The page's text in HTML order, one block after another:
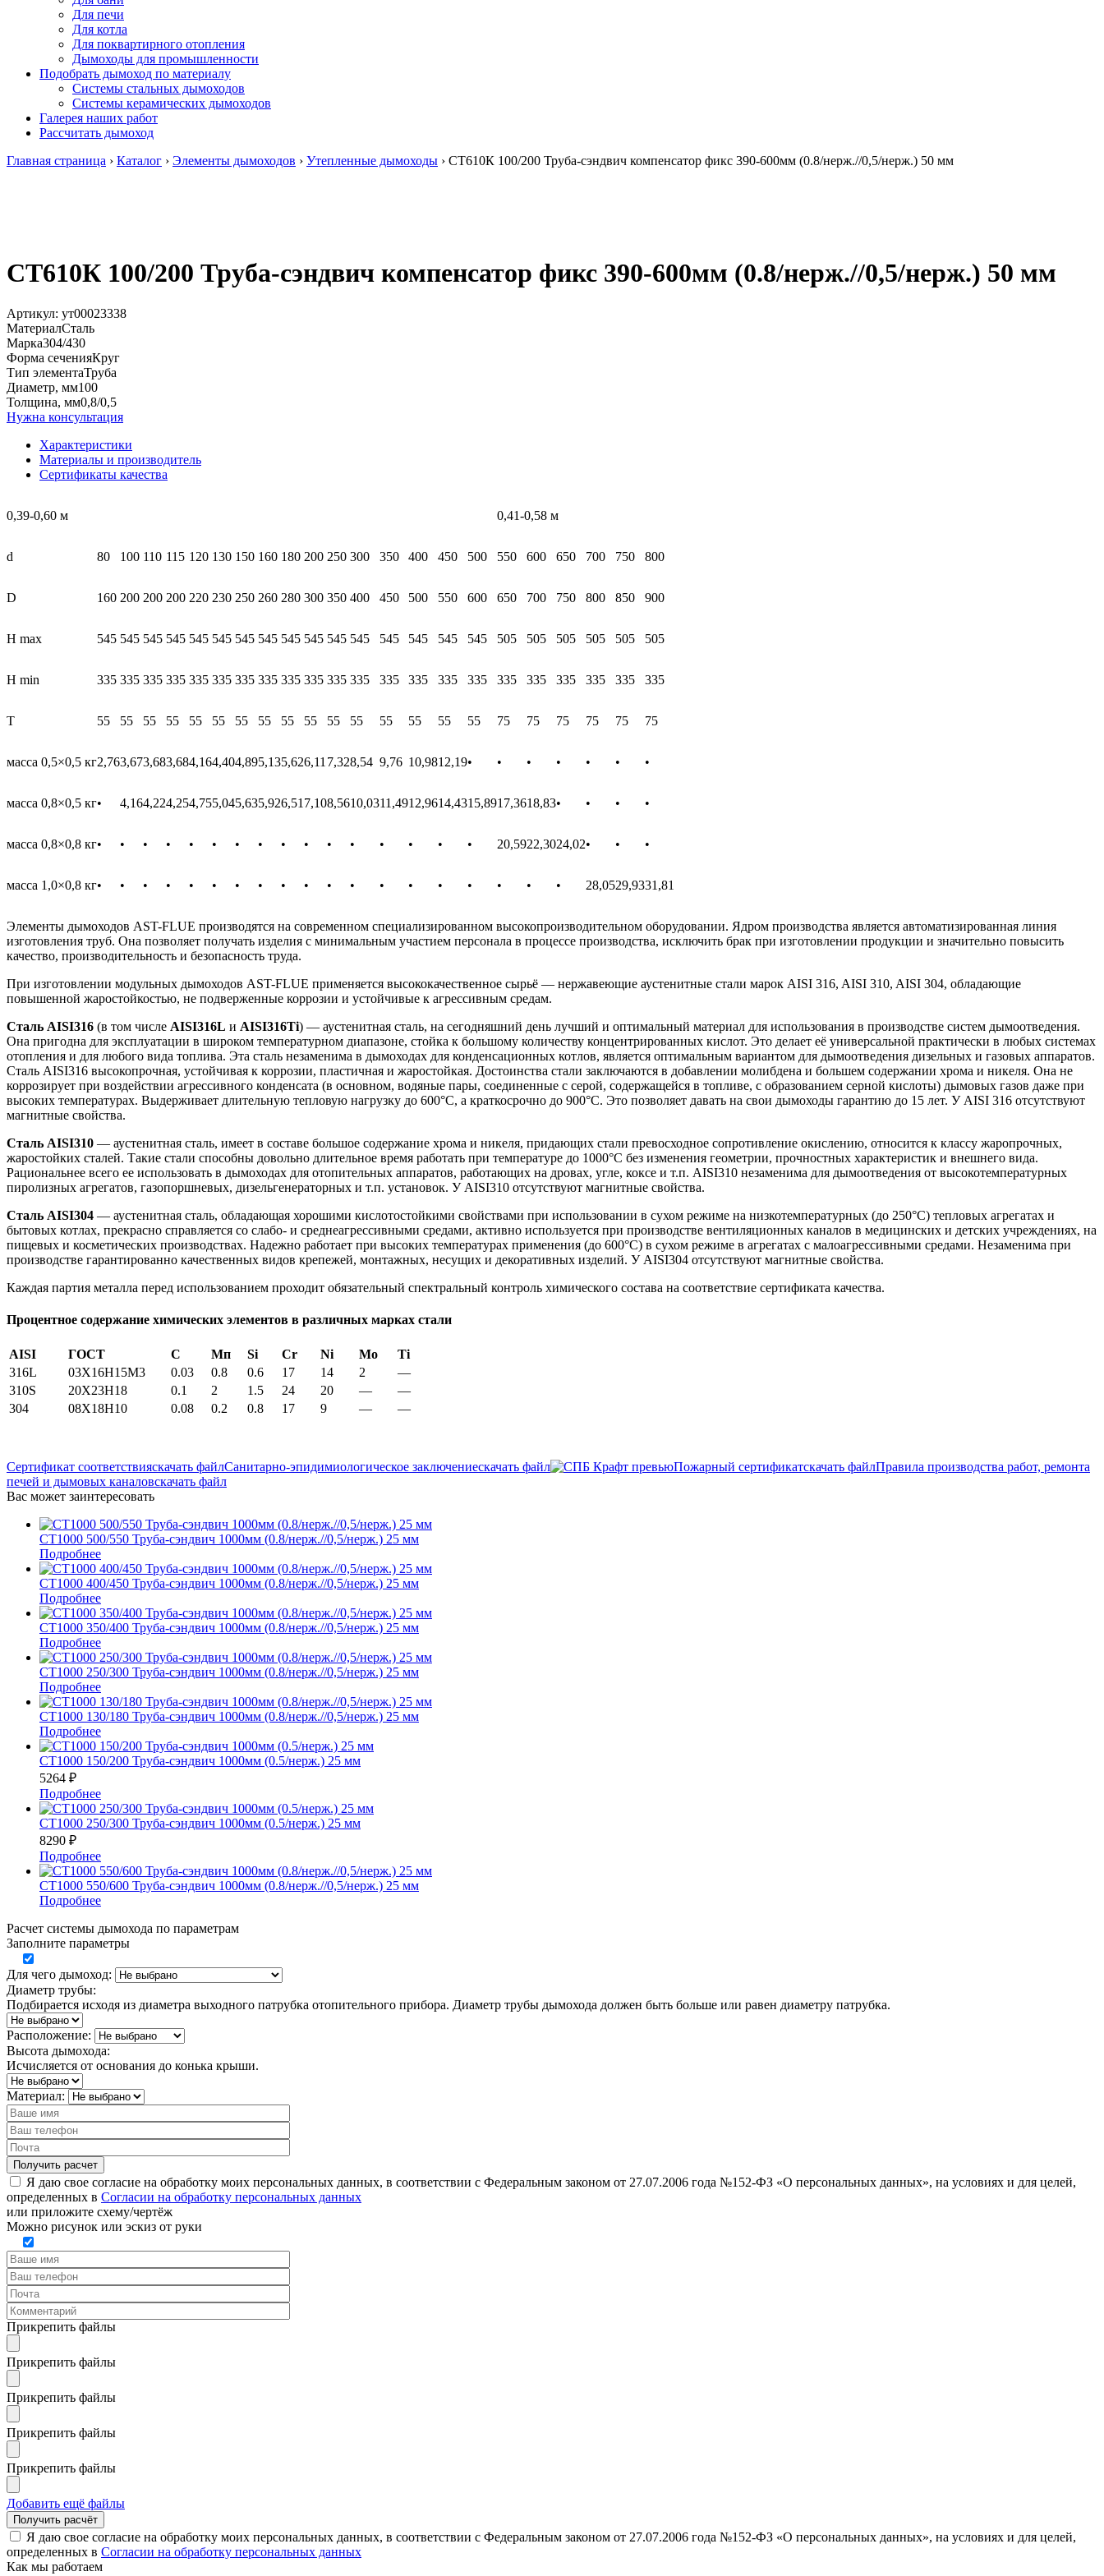
Для печи
Для котла
Для поквартирного отопления
Дымоходы для промышленности
Подобрать дымоход по материалу
Системы стальных дымоходов
Системы керамических дымоходов
Галерея наших работ
Рассчитать дымоход
Главная страница › Каталог › Элементы дымоходов › Утепленные дымоходы › СТ610К 100/200 Труба-сэндвич компенсатор фикс 390-600мм (0.8/нерж.//0,5/нерж.) 50 мм
СТ610К 100/200 Труба-сэндвич компенсатор фикс 390-600мм (0.8/нерж.//0,5/нерж.) 50 мм
Артикул: ут00023338
МатериалСталь
Марка304/430
Форма сеченияКруг
Тип элементаТруба
Диаметр, мм100
Толщина, мм0,8/0,5
Нужна консультация
Характеристики
Материалы и производитель
Сертификаты качества
0,39-0,60 м 0,41-0,58 м
d 80 100 110 115 120 130 150 160 180 200 250 300 350 400 450 500 550 600 650 700 750 800
D 160 200 200 200 220 230 250 260 280 300 350 400 450 500 550 600 650 700 750 800 850 900
Н max 545 545 545 545 545 545 545 545 545 545 545 545 545 545 545 545 505 505 505 505 505 505
Н min 335 335 335 335 335 335 335 335 335 335 335 335 335 335 335 335 335 335 335 335 335 335
Т 55 55 55 55 55 55 55 55 55 55 55 55 55 55 55 55 75 75 75 75 75 75
масса 0,5×0,5 кг2,763,673,683,684,164,404,895,135,626,11 7,328,54 9,76 10,9812,19• • • • • • •
масса 0,8×0,5 кг• 4,164,224,254,755,045,635,926,51 7,108,5610,0311,4912,9614,4315,8917,3618,83• • • •
масса 0,8×0,8 кг• • • • • • • • • • • • • • • • 20,5922,3024,02• • •
масса 1,0×0,8 кг• • • • • • • • • • • • • • • • • • • 28,0529,9331,81
Элементы дымоходов AST-FLUE производятся на современном специализированном высокопроизводительном оборудовании. Ядром производства является автоматизированная линия
изготовления труб. Она позволяет получать изделия с минимальным участием персонала в процессе производства, исключить брак при изготовлении продукции и значительно повысить
качество, производительность и безопасность труда.
При изготовлении модульных дымоходов AST-FLUE применяется высококачественное сырьё — нержавеющие аустенитные стали марок AISI 316, AISI 310, AISI 304, обладающие
повышенной жаростойкостью, не подверженные коррозии и устойчивые к агрессивным средам.
Сталь AISI316 (в том числе AISI316L и AISI316Ti) — аустенитная сталь, на сегодняшний день лучший и оптимальный материал для использования в производстве систем дымоотведения.
Она пригодна для эксплуатации в широком температурном диапазоне, стойка к большому количеству концентрированных кислот. Это делает её универсаль­ной практически в любых системах
отопления и для любого вида топлива. Эта сталь незаменима в дымоходах для конденсационных котлов, является оптимальным вариантом для дымоотведения дизельных и газовых аппаратов.
Сталь AISI316 высокопрочная, устойчивая к коррозии, пластичная и жаростойкая. Достоинства стали заключаются в добавлении молибдена и большем содержании хрома и никеля. Она не
коррозирует при воздействии агрессивного конденсата (в основном, водяные пары, соединенные с серой, содержащейся в топливе, с образованием серной кислоты) дымовых газов даже при
высоких температурах. Выдерживает длительную тепловую нагрузку до 600°С, а краткосрочно до 900°С. Это позволяет давать на свои дымоходы гарантию до 15 лет. У AISI 316 отсутствуют
магнитные свойства.
Сталь AISI310 — аустенитная сталь, имеет в составе большое содержание хрома и никеля, придающих стали превосходное сопротивление окислению, относится к классу жаропрочных,
жаростойких сталей. Такие стали способны довольно длительное время работать при температуре до 1000°С без изменения геометрии, прочностных характеристик и внешнего вида.
Рациональнее всего ее использовать в дымоходах для отопительных аппаратов, работающих на дровах, угле, коксе и т.п. AISI310 незаменима для дымоотведения от высокотемпературных
пиролизных агрегатов, газопоршневых, дизельгенераторных и т.п. установок. У AISI310 отсутствуют магнитные свойства.
Сталь AISI304 — аустенитная сталь, обладающая хорошими кислотостойкими свойствами при использовании в сухом режиме на низкотемпературных (до 250°С) тепловых агрегатах и
бытовых котлах, прекрасно справляется со слабо- и среднеагрессивными средами, активно используется при производстве вентиляционных каналов в медицинских и детских учреждениях, на
пищевых и косметических производствах. Надежно работает при высоких температурах применения (до 600°С) в сухом режиме в агрегатах с малоагрессивными средами. Незаменима при
производстве гарантированно качественных видов крепежей, монтажных, несущих и декоративных изделий. У AISI304 отсутствуют магнитные свойства.
Каждая партия металла перед использованием проходит обязательный спектральный контроль химического состава на соответствие сертификата качества.
Процентное содержание химических элементов в различных марках стали
AISI ГОСТ С Мп Si Cr Ni Мо
Ti
316L
03X16H15M3 0.03 0.8 0.6 17 14 2
—
310S
20Х23Н18 0.1 2 1.5 24 20 —
—
304
08Х18Н10 0.08 0.2 0.8 17 9 — —
Сертификат соответствияскачать файлСанитарно-эпидимиологическое заключениескачать файл Пожарный сертификатскачать файлПравила производства работ, ремонта
печей и дымовых каналовскачать файл
Вас может заинтересовать
СТ1000 500/550 Труба-сэндвич 1000мм (0.8/нерж.//0,5/нерж.) 25 мм
Подробнее
СТ1000 400/450 Труба-сэндвич 1000мм (0.8/нерж.//0,5/нерж.) 25 мм
Подробнее
СТ1000 350/400 Труба-сэндвич 1000мм (0.8/нерж.//0,5/нерж.) 25 мм
Подробнее
СТ1000 250/300 Труба-сэндвич 1000мм (0.8/нерж.//0,5/нерж.) 25 мм
Подробнее
СТ1000 130/180 Труба-сэндвич 1000мм (0.8/нерж.//0,5/нерж.) 25 мм
Подробнее
СТ1000 150/200 Труба-сэндвич 1000мм (0.5/нерж.) 25 мм
5264 ₽
Подробнее
СТ1000 250/300 Труба-сэндвич 1000мм (0.5/нерж.) 25 мм
8290 ₽
Подробнее
СТ1000 550/600 Труба-сэндвич 1000мм (0.8/нерж.//0,5/нерж.) 25 мм
Подробнее
Расчет системы дымохода по параметрам
Заполните параметры
Для чего дымоход:
Диаметр трубы:
Подбирается исходя из диаметра выходного патрубка отопительного прибора. Диаметр трубы дымохода должен быть больше или равен диаметру патрубка.
Расположение:
Высота дымохода:
Исчисляется от основания до конька крыши.
Материал:
Я даю свое согласие на обработку моих персональных данных, в соответствии с Федеральным законом от 27.07.2006 года №152-ФЗ «О персональных данных», на условиях и для целей,
определенных в Согласии на обработку персональных данных
или приложите схему/чертёж
Можно рисунок или эскиз от руки
Прикрепить файлы
Прикрепить файлы
Прикрепить файлы
Прикрепить файлы
Прикрепить файлы
Добавить ещё файлы
Я даю свое согласие на обработку моих персональных данных, в соответствии с Федеральным законом от 27.07.2006 года №152-ФЗ «О персональных данных», на условиях и для целей,
определенных в Согласии на обработку персональных данных
Как мы работаем